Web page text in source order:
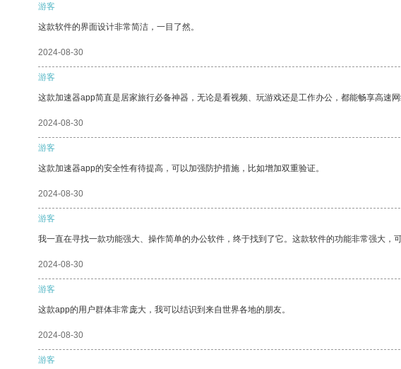
游客
这款软件的界面设计非常简洁，一目了然。
2024-08-30
游客
这款加速器app简直是居家旅行必备神器，无论是看视频、玩游戏还是工作办公，都能畅享高速网
2024-08-30
游客
这款加速器app的安全性有待提高，可以加强防护措施，比如增加双重验证。
2024-08-30
游客
我一直在寻找一款功能强大、操作简单的办公软件，终于找到了它。这款软件的功能非常强大，
2024-08-30
游客
这款app的用户群体非常庞大，我可以结识到来自世界各地的朋友。
2024-08-30
游客